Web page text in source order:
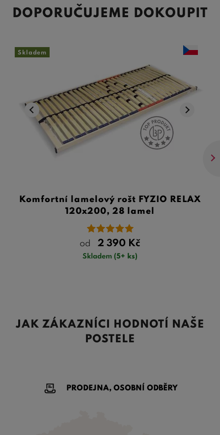
DOPORUČUJEME DOKOUPIT
Skladem
Komfortní lamelový rošt FYZIO RELAX
120x200, 28 lamel
od 2 390 Kč
Skladem (5+ ks)
JAK ZÁKAZNÍCI HODNOTÍ NAŠE
POSTELE
PRODEJNA, OSOBNÍ ODBĚRY